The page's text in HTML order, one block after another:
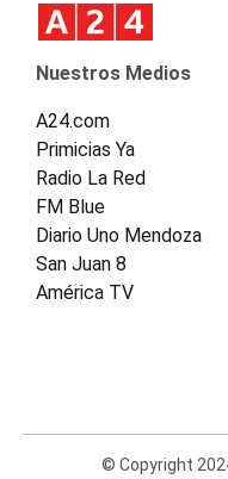
Nuestros Medios
A24.com
Primicias Ya
Radio La Red
FM Blue
Diario Uno Mendoza
San Juan 8
América TV
© Copyright